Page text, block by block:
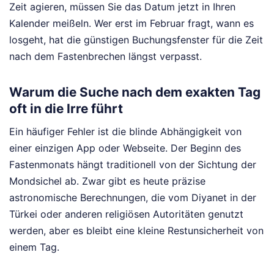
Zeit agieren, müssen Sie das Datum jetzt in Ihren
Kalender meißeln. Wer erst im Februar fragt, wann es
losgeht, hat die günstigen Buchungsfenster für die Zeit
nach dem Fastenbrechen längst verpasst.
Warum die Suche nach dem exakten Tag
oft in die Irre führt
Ein häufiger Fehler ist die blinde Abhängigkeit von
einer einzigen App oder Webseite. Der Beginn des
Fastenmonats hängt traditionell von der Sichtung der
Mondsichel ab. Zwar gibt es heute präzise
astronomische Berechnungen, die vom Diyanet in der
Türkei oder anderen religiösen Autoritäten genutzt
werden, aber es bleibt eine kleine Restunsicherheit von
einem Tag.